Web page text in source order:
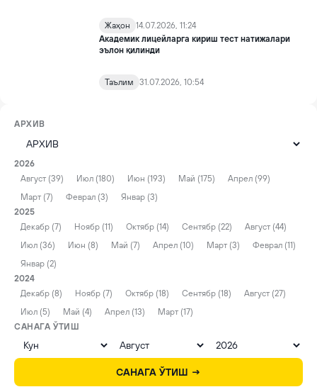
Жаҳон
14.07.2026, 11:24
Академик лицейларга кириш тест натижалари
эълон қилинди
Таълим 31.07.2026, 10:54
АРХИВ
2026
Август (39)
Июл (180) Июн (193) Май (175)
Апрел (99)
Март (7)
Феврал (3)
Январ (3)
2025
Декабр (7)
Ноябр (11) Октябр (14) Сентябр (22)
Август (44)
Июл (36)
Июн (8) Май (7) Апрел (10) Март (3)
Феврал (11)
Январ (2)
2024
Декабр (8)
Ноябр (7) Октябр (18) Сентябр (18)
Август (27)
Июл (5)
Май (4) Апрел (13)
Март (17)
САНАГА ЎТИШ
САНАГА ЎТИШ →